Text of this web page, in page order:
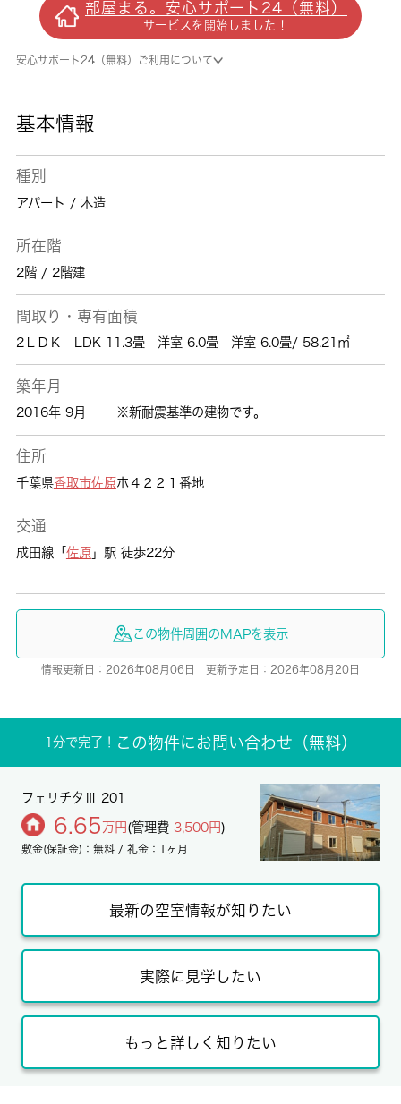
す。平成28年築のコチラの物件は、落ち着き
のある室内が魅力的です。こちらの物件は令和
8年7月の入居期日指定があります。香取市や
部屋まる。安心サポート24（無料）
サービスを開始しました！
安心サポート24（無料）ご利用について
基本情報
種別
アパート / 木造
所在階
2階 / 2階建
間取り・専有面積
2ＬＤＫ LDK 11.3畳 洋室 6.0畳 洋室 6.0畳/ 58.21㎡
築年月
2016年 9月 ※新耐震基準の建物です。
住所
千葉県香取市佐原ホ４２２１番地
交通
成田線「 佐原 」駅 徒歩22分
この物件周囲のMAPを表示
情報更新日：2026年08月06日 更新予定日：2026年08月20日
1分で完了！ この物件にお問い合わせ（無料）
フェリチタⅢ 201
6.65 万円 (管理費 3,500円)
敷金(保証金)：無料 / 礼金：1ヶ月
最新の空室情報が知りたい
実際に見学したい
もっと詳しく知りたい